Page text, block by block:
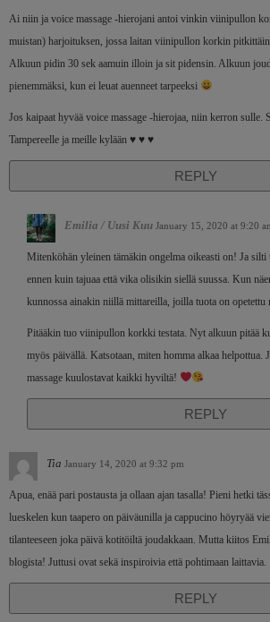
Ai niin ja voice massage -hierojani antoi vinkin viinipullon
muistan) harjoituksen, jossa laitan viinipullon korkin pitkittäin
Alkuun pidin 30 sek aamuin illoin ja sit pidensin. Alkuun
pienemmäksi, kun ei leuat auenneet tarpeeksi
Jos kaipaat hyvää voice massage -hierojaa, niin kerron sulle.
Tampereelle ja meille kylään ♥ ♥ ♥
REPLY
Emilia / Uusi Kuu January 15, 2020 at 9:20
Mitenköhän yleinen tämäkin ongelma oikeasti on! Ja silti
ennen kuin tajuaa että vika olisikin siellä suussa. Kun
kunnossa ainakin niillä mittareilla, joilla tuota on opetettu
Pitääkin tuo viinipullon korkki testata. Nyt alkuun pitää
myös päivällä. Katsotaan, miten homma alkaa helpottua.
massage kuulostavat kaikki hyviltä!
REPLY
Tia January 14, 2020 at 9:32 pm
Apua, enää pari postausta ja ollaan ajan tasalla! Pieni hetki
lueskelen kun taapero on päiväunilla ja cappucino höyryää
tilanteeseen joka päivä kotitöiltä joudakkaan. Mutta kiitos
blogista! Juttusi ovat sekä inspiroivia että pohtimaan laittavia.
REPLY